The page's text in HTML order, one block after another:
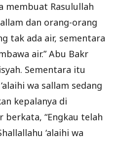
membuat Rasulullah
dan orang-orang
tak ada air, sementara
air.” Abu Bakr
Sementara itu
wa sallam sedang
kepalanya di
berkata, “Engkau telah
‘alaihi wa